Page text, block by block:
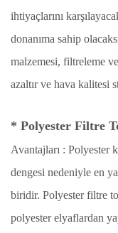
ihtiyaçlarını
donanıma sahip
malzemesi, filtreleme
azaltır ve hava kalitesi
* Polyester Filtre
Avantajları : Polyester
dengesi nedeniyle en
biridir. Polyester filtre
polyester elyaflardan